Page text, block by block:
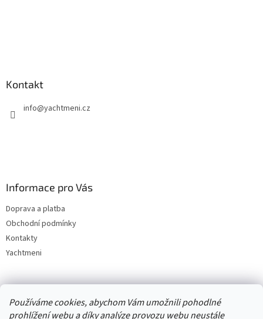
Používáme cookies, abychom Vám umožnili pohodlné
prohlížení webu a díky analýze provozu webu neustále
Kontakt
info@yachtmeni.cz
Informace pro Vás
Doprava a platba
Obchodní podmínky
Kontakty
Yachtmeni
Zboží.cz Heureka.cz Yachtmeni ComGate Payments, a.s.